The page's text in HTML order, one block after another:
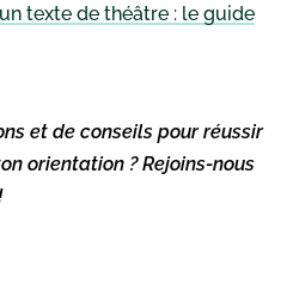
texte de théâtre : le guide
et de conseils pour réussir
orientation ? Rejoins-nous